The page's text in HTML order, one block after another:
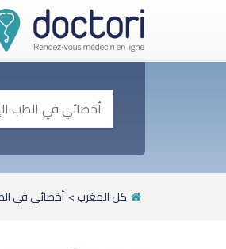
كل المغرب> أخصائي في